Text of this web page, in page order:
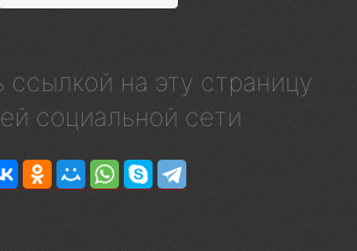
ссылкой на эту страницу
социальной сети